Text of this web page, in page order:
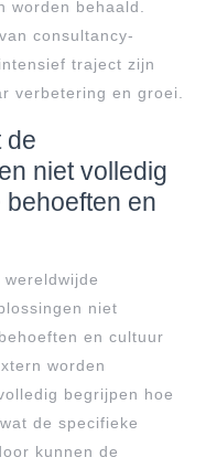
worden behaald.
consultancy-
traject zijn
verbetering en groei.
de
niet volledig
en
niet
en cultuur
worden
begrijpen hoe
de specifieke
kunnen de